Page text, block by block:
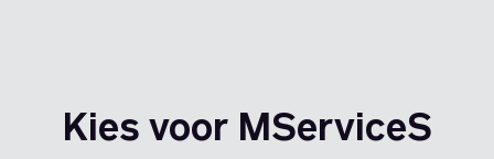
Kies voor MServiceS